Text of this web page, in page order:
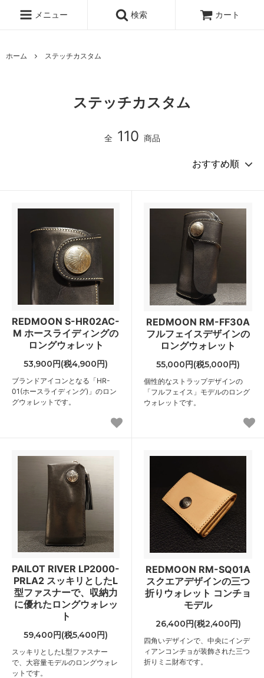
メニュー 検索 カート
ホーム ステッチカスタム
ステッチカスタム
全 110 商品
REDMOON S-HR02AC-
M ホースライディングの
ロングウォレット
53,900円(税4,900円)
ブランドアイコンとなる「HR-
01(ホースライディング)」のロン
グウォレットです。
REDMOON RM-FF30A
フルフェイスデザインの
ロングウォレット
55,000円(税5,000円)
個性的なストラップデザインの
「フルフェイス」モデルのロング
ウォレットです。
PAILOT RIVER LP2000-
PRLA2 スッキリとしたL
型ファスナーで、収納力
に優れたロングウォレッ
ト
59,400円(税5,400円)
スッキリとしたL型ファスナー
で、大容量モデルのロングウォレ
ットです。
REDMOON RM-SQ01A
スクエアデザインの三つ
折りウォレット コンチョ
モデル
26,400円(税2,400円)
四角いデザインで、中央にインデ
ィアンコンチョが装飾された三つ
折りミニ財布です。